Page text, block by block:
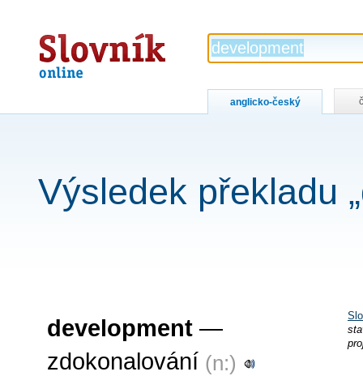
Slovník
online
anglicko-český
Výsledek překladu
development —
zdokonalování (n:)